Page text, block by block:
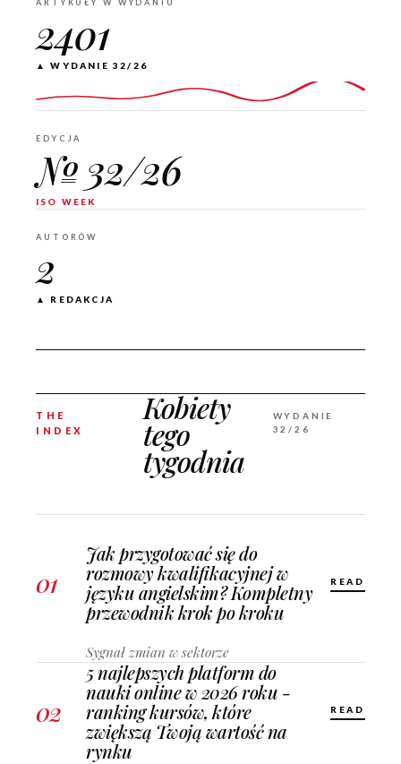
ARTYKUŁY W WYDANIU
2401
▲ WYDANIE 32/26
EDYCJA
№ 32/26
ISO WEEK
AUTORÓW
2
▲ REDAKCJA
THE
INDEX
Kobiety
tego
tygodnia
WYDANIE
32/26
01
Jak przygotować się do
rozmowy kwalifikacyjnej w
języku angielskim? Kompletny
przewodnik krok po kroku
Sygnał zmian w sektorze
READ
02
5 najlepszych platform do
nauki online w 2026 roku -
ranking kursów, które
zwiększą Twoją wartość na
rynku
READ